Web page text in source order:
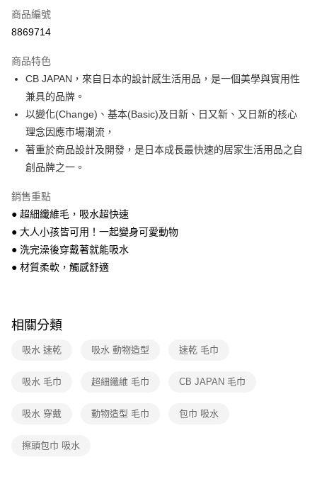
4.訂單成立30分鐘內，如未前往確認交易或遇審核未通過，訂單將自動取
消。如遇「轉專審核」未通過狀況，表示未達大哥付你分期系統評分，恕無
法說明評估內容。
1.分期款項不併入電信帳單，「大哥付你分期」於每月結算日後寄送繳費提
2.透過簡訊連結打開帳單後，可選擇「超商條碼／台灣大直營門市／銀行轉
帳／街口支付／iPASS MONEY」等通路繳費。
【注意事項】
1.本服務係由「台灣大哥大股份有限公司」（以下簡稱本公司）所提供，讓
用戶於交易時，得透過本服務購買商品或服務，並由商店將買賣／分期付款
買賣價金債權讓與本公司後，依約使用本公司帳單繳交帳款。
2.基於同意付款使用「大哥付你分期」之契約關係目的，商店將以您的個人
由本公司與您本人進行分期帳單所需資料之確認、核對及更正。
3.完整用戶服務條款，請詳閱以下連結：
每筆NT$100，滿NT$499(含以上)免運費
每筆NT$100，滿NT$499(含以上)免運費
7-11取貨付款
每筆NT$100，滿NT$499(含以上)免運費
付款後7-11取貨
每筆NT$100，滿NT$499(含以上)免運費
每筆NT$150，滿NT$299(含以上)免運費
商品編號
8869714
商品特色
CB JAPAN，來自日本的設計感生活用品，是一個美學與實用性
兼具的品牌。
以變化(Change)、基本(Basic)及日新、日又新、又日新的核心
理念因應市場潮流，
著重於商品設計及開發，是日本成長最快速的居家生活用品之自
創品牌之一。
銷售重點
● 超細纖維毛，吸水超快速
● 大人小孩皆可用！一起變身可愛動物
● 洗完澡後穿戴著就能吸水
● 材質柔軟，觸感舒適
相關分類
吸水 速乾 吸水 動物造型 速乾 毛巾
吸水 毛巾 超細纖維 毛巾 CB JAPAN 毛巾
吸水 穿戴 動物造型 毛巾 包巾 吸水
擦頭包巾 吸水